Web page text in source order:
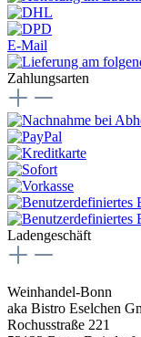
E-Mail
Zahlungsarten
Ladengeschäft
Weinhandel-Bonn
aka Bistro Eselchen
Rochusstraße 221